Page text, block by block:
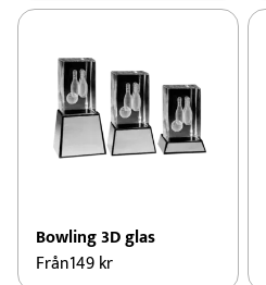
Bowling 3D glas
Från149kr